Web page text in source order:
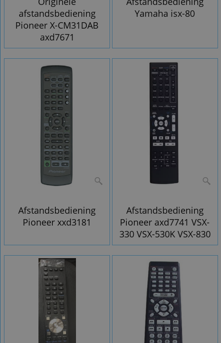
afstandsbediening
Pioneer X-CM31DAB
axd7671
Yamaha isx-80
Afstandsbediening
Pioneer xxd3181
Afstandsbediening
Pioneer axd7741 VSX-
330 VSX-530K VSX-830